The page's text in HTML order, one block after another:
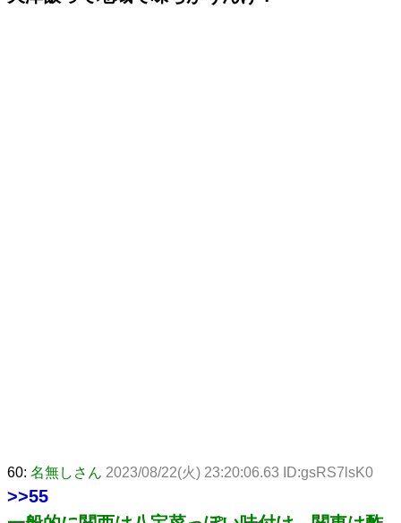
60: 名無しさん 2023/08/22(火) 23:20:06.63 ID:gsRS7lsK0
>>55